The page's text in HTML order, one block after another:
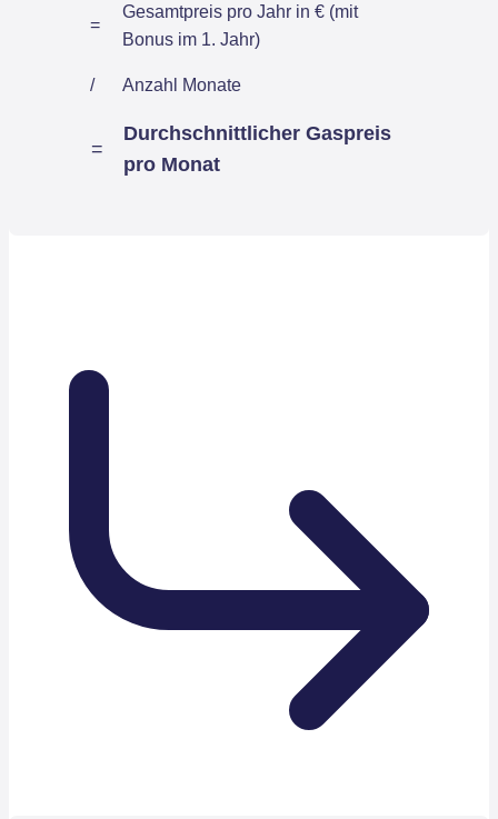
=
Gesamtpreis pro Jahr in € (mit
Bonus im 1. Jahr)
/ Anzahl Monate
=
Durchschnittlicher Gaspreis
pro Monat